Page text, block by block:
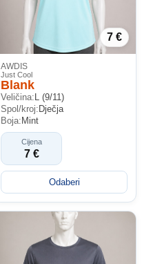
7 €
AWDIS
Just Cool
Blank
Veličina: L (9/11)
Spol/kroj: Dječja
Boja: Mint
Cijena
7 €
Odaberi